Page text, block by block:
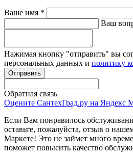
Ваше имя *
Ваш
Нажимая кнопку "отправить" вы
персональных данных и политику
Обратная связь
Оцените СантехГрад.ру на Яндекс
Если Вам понравилось
оставьте, пожалуйста, отзыв о
Маркете! Это не займет много
поможет повысить качество